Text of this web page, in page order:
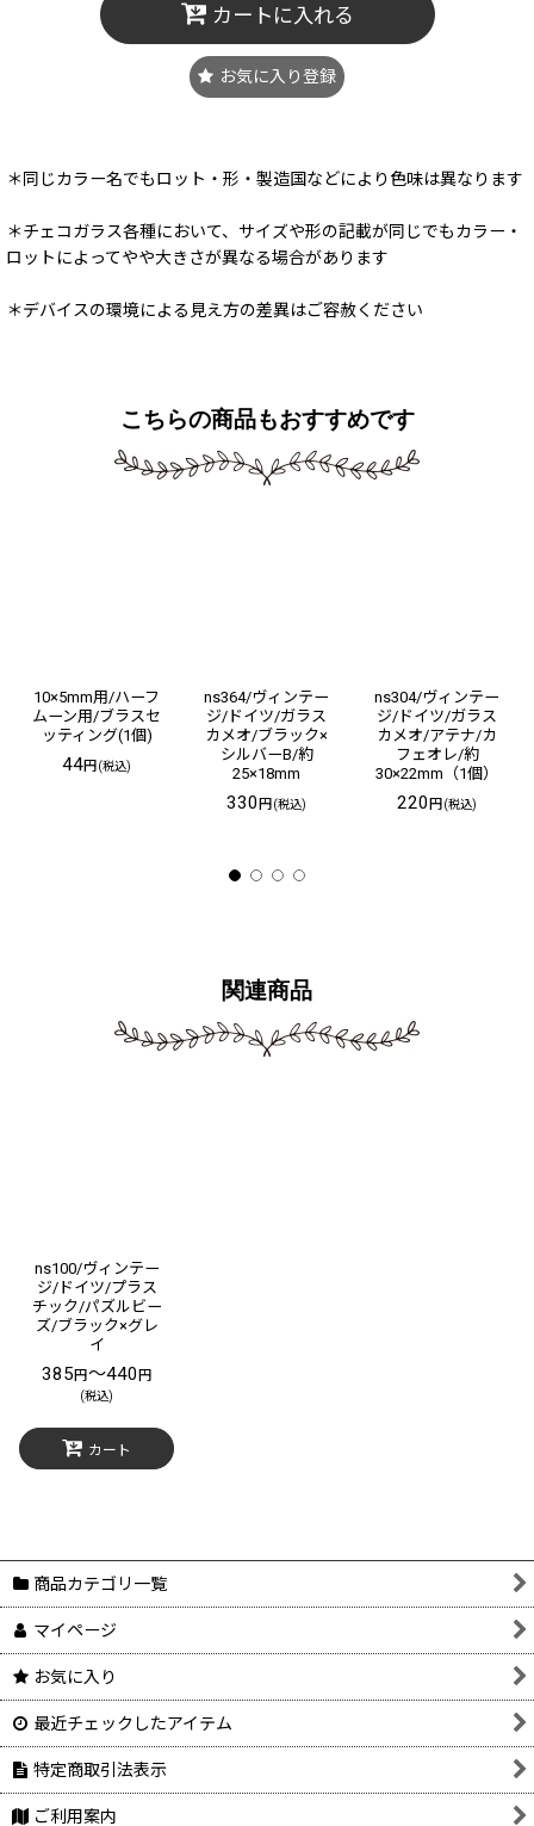
カートに入れる
お気に入り登録
＊同じカラー名でもロット・形・製造国などにより色味は異なります
＊チェコガラス各種において、サイズや形の記載が同じでもカラー・
ロットによってやや大きさが異なる場合があります
＊デバイスの環境による見え方の差異はご容赦ください
こちらの商品もおすすめです
10×5mm用/ハーフ
ムーン用/ブラスセ
ッティング(1個)
44円(税込)
ns364/ヴィンテー
ジ/ドイツ/ガラス
カメオ/ブラック×
シルバーB/約
25×18mm
330円(税込)
ns304/ヴィンテー
ジ/ドイツ/ガラス
カメオ/アテナ/カ
フェオレ/約
30×22mm（1個）
220円(税込)
関連商品
ns100/ヴィンテー
ジ/ドイツ/プラス
チック/パズルビー
ズ/ブラック×グレ
イ
385円～440円
(税込)
カート
商品カテゴリ一覧
マイページ
お気に入り
最近チェックしたアイテム
特定商取引法表示
ご利用案内